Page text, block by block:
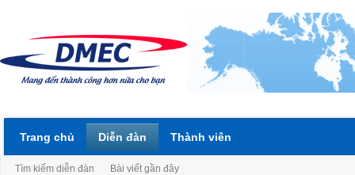
Trang chủ Diễn đàn
Tìm kiếm diễn đàn Bài viết gần đây
Thành viên